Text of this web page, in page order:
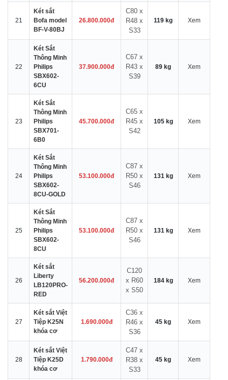
21
Két sắt
Bofa model
BF-V-80BJ
26.800.000đ
C80 x
R48 x
S33
119 kg Xem
22
Két Sắt
Thông Minh
Philips
SBX602-
6CU
37.900.000đ
C67 x
R43 x
S39
89 kg Xem
23
Két Sắt
Thông Minh
Philips
SBX701-
6B0
45.700.000đ
C65 x
R45 x
S42
105 kg Xem
24
Két Sắt
Thông Minh
Philips
SBX602-
8CU-GOLD
53.100.000đ
C87 x
R50 x
S46
131 kg Xem
25
Két Sắt
Thông Minh
Philips
SBX602-
8CU
53.100.000đ
C87 x
R50 x
S46
131 kg Xem
26
Két sắt
Liberty
LB120PRO-
RED
56.200.000đ
C120
x R60
x S50
184 kg Xem
27
Két sắt Việt
Tiệp K25N
khóa cơ
1.690.000đ
C36 x
R46 x
S36
45 kg Xem
28
Két sắt Việt
Tiệp K25D
khóa cơ
1.790.000đ
C47 x
R38 x
S33
45 kg Xem